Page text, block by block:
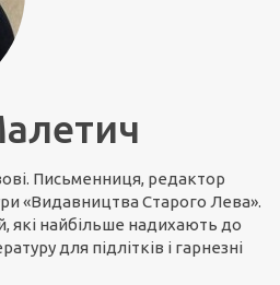
Письменниця, редактор
«Видавництва Старого Лева».
які найбільше надихають до
для підлітків і гарнезні